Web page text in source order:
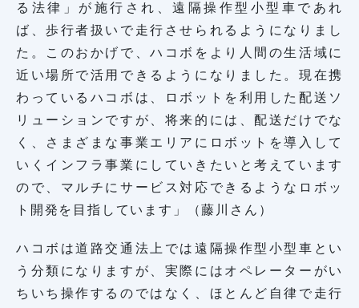
る法律」が施行され、遠隔操作型小型車であれ
ば、歩行者扱いで走行させられるようになりまし
た。このおかげで、ハコボをより人間の生活域に
近い場所で活用できるようになりました。現在携
わっているハコボは、ロボットを利用した配送ソ
リューションですが、将来的には、配送だけでな
く、さまざまな事業エリアにロボットを導入して
いくインフラ事業にしていきたいと考えています
ので、マルチにサービス対応できるようなロボッ
ト開発を目指しています」（藤川さん）
ハコボは道路交通法上では遠隔操作型小型車とい
う分類になりますが、実際にはオペレーターがい
ちいち操作するのではなく、ほとんど自律で走行